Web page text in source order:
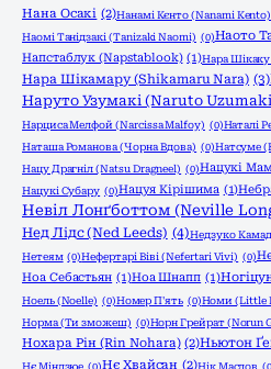
Нана Осакі (2)Нанамі Кєнто (Nanami Kento)
Наомі Танідзакі (Tanizaki Naomi) (0)Наото
Напстаблук (Napstablook) (1)Нара
Нара Шікамару (Shikamaru Nara) (3)
Наруто Узумакі (Naruto
Нарциса Мелфой (Narcissa Malfoy) (0)Наталі
Наташа Романова (Чорна Вдова) (0)Натсуме
Нацу Драгніл (Natsu Dragneel) (0)Нацукі
Нацукі Субару (0)Нацуя Кірішима (1)
Невіл Лонґботтом (Neville
Нед Лідс (Ned Leeds) (4)Недзуко
Нетеям (0)Нефертарі Віві (Nefertari Vivi) (0)
Ноа Себастьян (1)Ноа Шнапп (1)
Ноель (Noelle) (0)Номер П'ять (0)Номи (Little
Норма (Ти зможеш) (0)Норн Грейрат (Norun
Нохара Рін (Rin Nohara) (2)Ньютон
Нє Міндзюе (0)Нє Хвайсан (2)Нік Маслов